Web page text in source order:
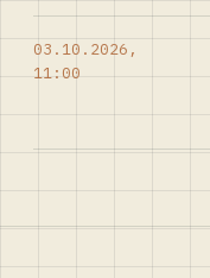
03.10.2026,
11:00